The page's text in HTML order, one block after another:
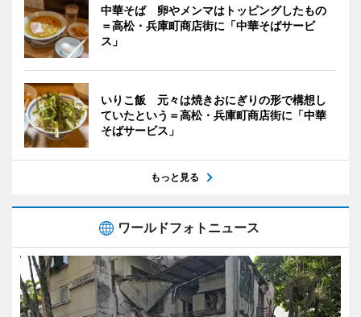
中華そば 卵やメンマはトッピングしたもの
＝高松・兵庫町商店街に「中華そばサービ
ス」
いりこ飯 元々は焼きおにぎりの形で構想し
ていたという＝高松・兵庫町商店街に「中華
そばサービス」
もっと見る
ワールドフォトニュース